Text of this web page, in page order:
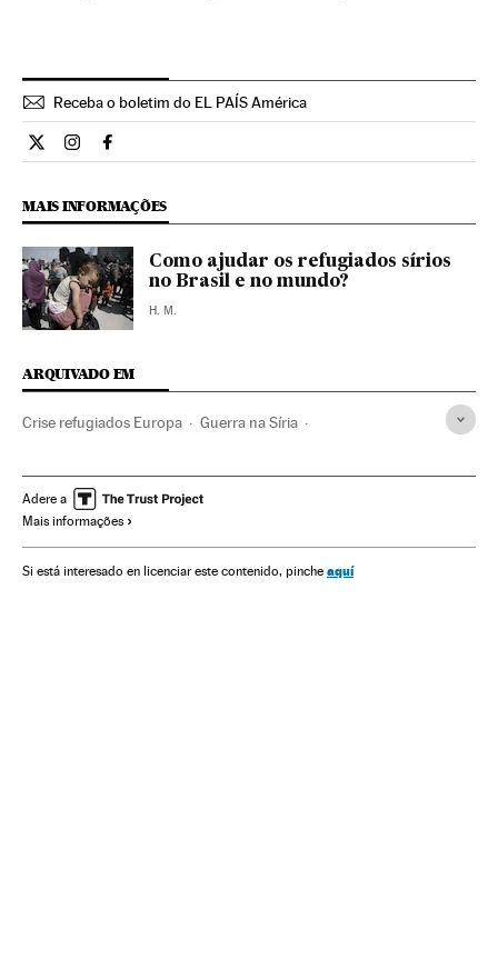
Receba o boletim do EL PAÍS América
Internacional El País Brasil en Twitter
Internacional El País Brasil en Instagram
Internacional El País Brasil en Facebook
MAIS INFORMAÇÕES
Como ajudar os refugiados sírios
no Brasil e no mundo?
H. M.
ARQUIVADO EM
Crise refugiados Europa Guerra na Síria
Guerra civil Imigração irregular
Problemas demográficos
Protestos sociais Revoluções Catástrofes
Adere a
Mais informações
Si está interesado en licenciar este contenido, pinche aquí